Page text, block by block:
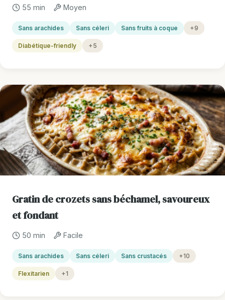
55 min Moyen
Sans arachides Sans céleri Sans fruits à coque +9
Diabétique-friendly +5
Gratin de crozets sans béchamel, savoureux
et fondant
50 min Facile
Sans arachides Sans céleri Sans crustacés +10
Flexitarien +1